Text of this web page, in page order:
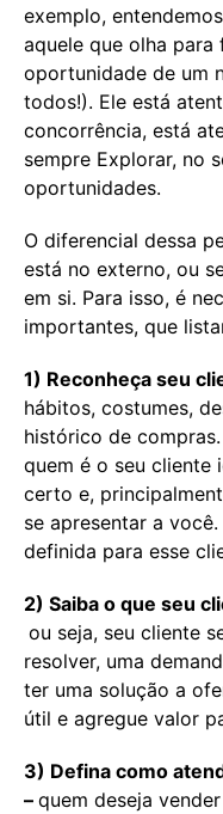
exemplo,
aquele que olha para
oportunidade de um
todos!). Ele está
concorrência, está
sempre Explorar, no
oportunidades.
O diferencial dessa
está no externo, ou
em si. Para isso, é
importantes, que
1) Reconheça seu
hábitos, costumes,
histórico de
quem é o seu cliente
certo e,
se apresentar a
definida para esse
2) Saiba o que seu
ou seja, seu cliente
resolver, uma
ter uma solução a
útil e agregue valor
3) Defina como
– quem deseja